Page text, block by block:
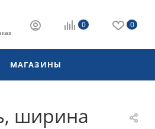
0 0
МАГАЗИНЫ
ширина